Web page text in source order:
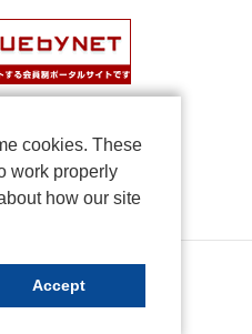
cookies. These
work properly
how our site
Accept